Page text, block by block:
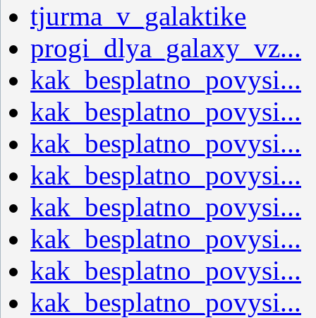
tjurma_v_galaktike
progi_dlya_galaxy_vz...
kak_besplatno_povysi...
kak_besplatno_povysi...
kak_besplatno_povysi...
kak_besplatno_povysi...
kak_besplatno_povysi...
kak_besplatno_povysi...
kak_besplatno_povysi...
kak_besplatno_povysi...